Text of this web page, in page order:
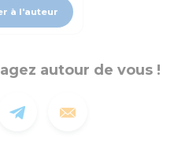
à l'auteur
autour de vous !